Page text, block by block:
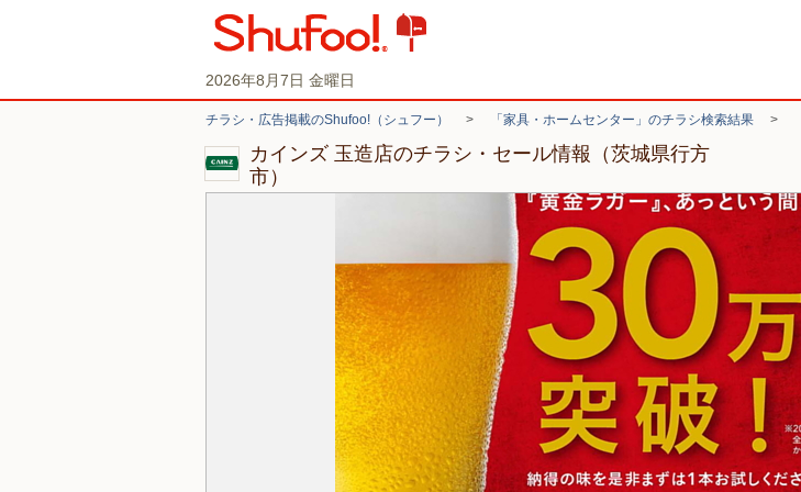
2026年8月7日 金曜日
チラシ・広告掲載のShufoo!（シュフー） > 「家具・ホームセンター」のチラシ検索結果 >
カインズ 玉造店のチラシ・セール情報（茨城県行方
市）